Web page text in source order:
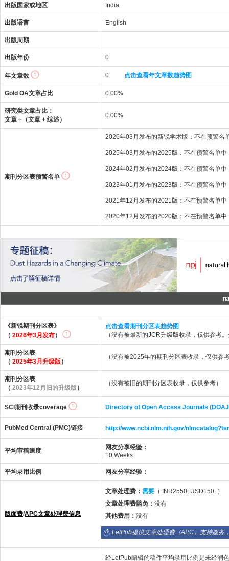
出版国家或地区 India
出版语言 English
出版周期
出版年份 0
年文章数 0 点击查看年文章数趋势图
Gold OA文章占比 0.00%
研究类文章占比：
文章 ÷（文章 + 综述）
0.00%
期刊分区表预警名单
2026年03月发布的新锐学术版：不在预警名
2025年03月发布的2025版：不在预警名单中
2024年02月发布的2024版：不在预警名单中
2023年01月发布的2023版：不在预警名单中
2021年12月发布的2021版：不在预警名单中
2020年12月发布的2020版：不在预警名单中
《新锐期刊分区表》
（ 2026年3月发布）
点击查看期刊分区表趋势图
（没有被最新的JCR升级版收录，仅供参考
期刊分区表
（ 2025年3月升级版）
（没有被2025年的期刊分区表收录，仅供参
期刊分区表
（ 2023年12月旧的升级版 ）
（没有被旧的期刊分区表收录，仅供参考）
SCI期刊收录coverage Directory of Open Access Journals
PubMed Central (PMC)链接 http://www.ncbi.nlm.nih.gov/
平均审稿速度
网友分享经验：
10 Weeks
平均录用比例 网友分享经验：
版面费/APC文章处理费信息
文章处理费： 需要 （ INR2550; USD150; ）
文章处理费豁免： 没有
其他费用： 没有
LetPub提供文章处理费（APC）支持服务
经LetPub编辑的稿件平均录用比例是未经润